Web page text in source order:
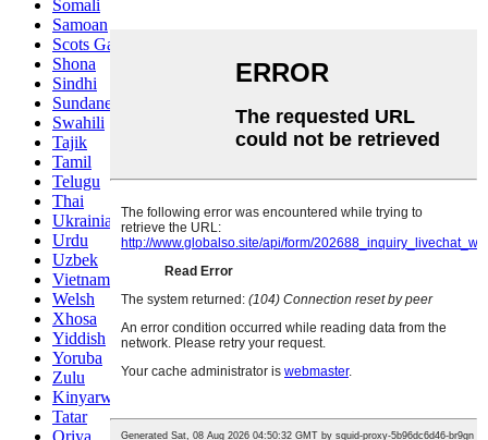
Somali
Samoan
Scots Gaelic
Shona
Sindhi
Sundanese
Swahili
Tajik
Tamil
Telugu
Thai
Ukrainian
Urdu
Uzbek
Vietnamese
Welsh
Xhosa
Yiddish
Yoruba
Zulu
Kinyarwanda
Tatar
Oriya